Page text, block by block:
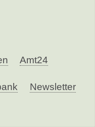
Amt24
Newsletter